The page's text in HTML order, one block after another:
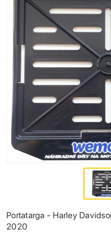
Portatarga - Harley
2020